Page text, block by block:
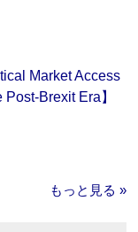
Market Access
Brexit Era】
もっと見る »